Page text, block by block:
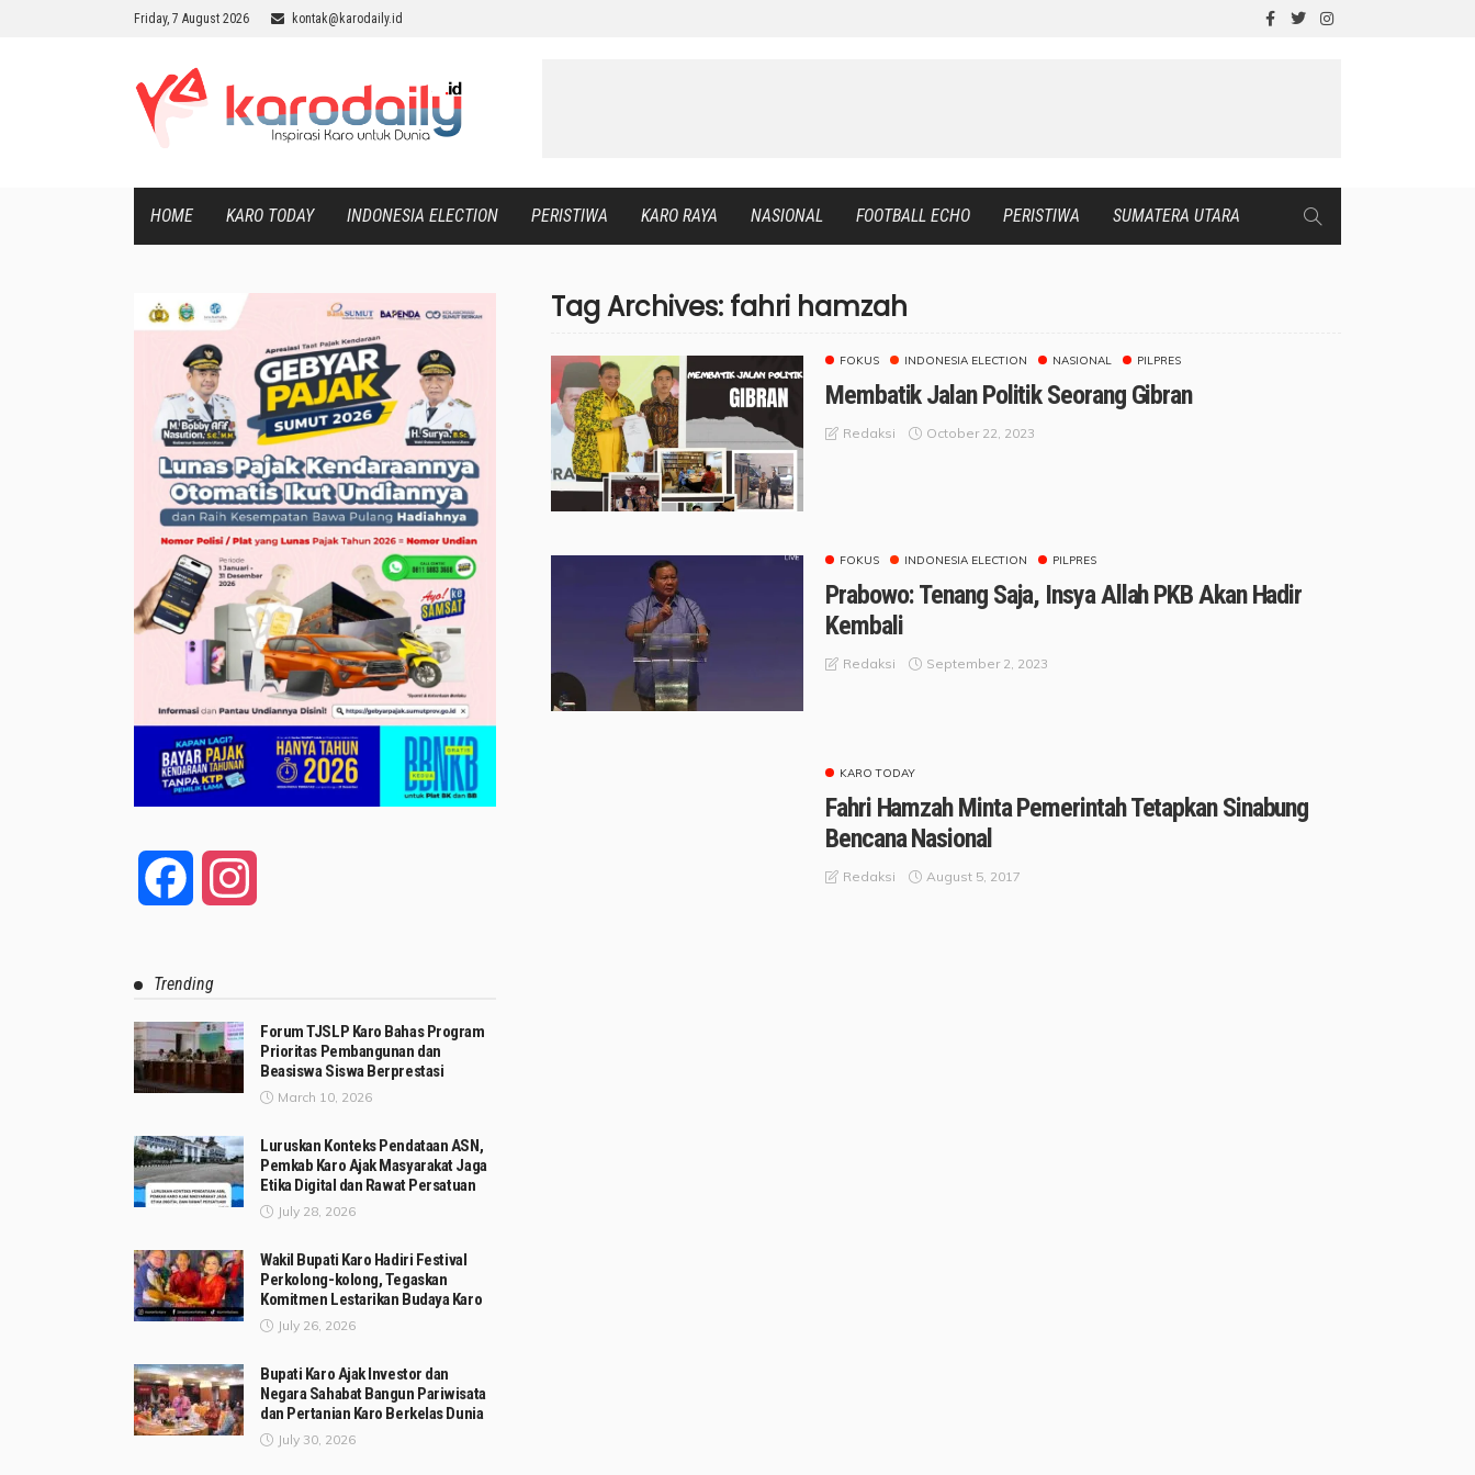
Friday, 7 August 2026 kontak@karodaily.id
HOME KARO TODAY INDONESIA ELECTION PERISTIWA KARO RAYA NASIONAL FOOTBALL ECHO PERISTIWA SUMATERA UTARA
Tag Archives: fahri hamzah
FOKUS INDONESIA ELECTION NASIONAL PILPRES
Membatik Jalan Politik Seorang Gibran
Redaksi October 22, 2023
FOKUS INDONESIA ELECTION PILPRES
Prabowo: Tenang Saja, Insya Allah PKB Akan Hadir
Kembali
Redaksi September 2, 2023
KARO TODAY
Fahri Hamzah Minta Pemerintah Tetapkan Sinabung
Bencana Nasional
Redaksi August 5, 2017
Facebook
Trending
Forum TJSLP Karo Bahas Program
Prioritas Pembangunan dan
Beasiswa Siswa Berprestasi
March 10, 2026
Luruskan Konteks Pendataan ASN,
Pemkab Karo Ajak Masyarakat Jaga
Etika Digital dan Rawat Persatuan
July 28, 2026
Wakil Bupati Karo Hadiri Festival
Perkolong-kolong, Tegaskan
Komitmen Lestarikan Budaya Karo
July 26, 2026
Bupati Karo Ajak Investor dan
Negara Sahabat Bangun Pariwisata
dan Pertanian Karo Berkelas Dunia
July 30, 2026